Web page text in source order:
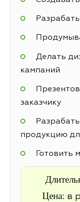
Делать
кампаний
заказчику
продукцию
Готовить
Цена: в